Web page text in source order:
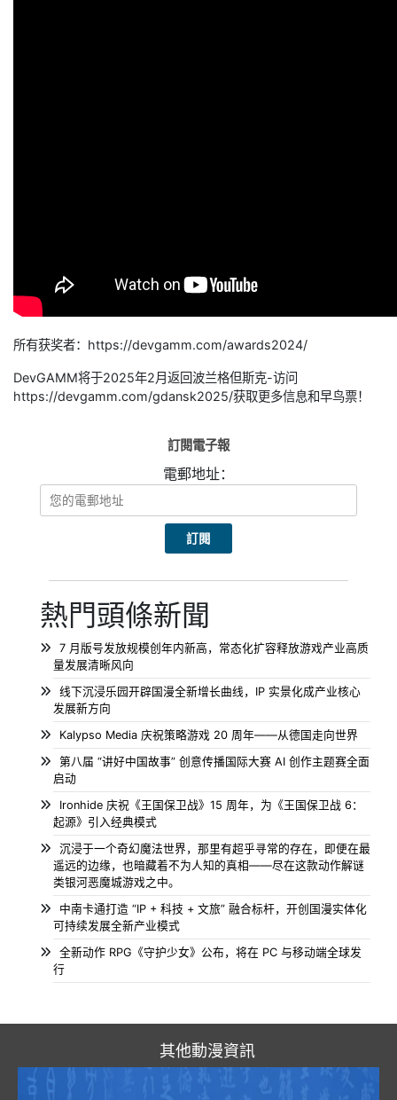
所有获奖者：https://devgamm.com/awards2024/
DevGAMM将于2025年2月返回波兰格但斯克-访问
https://devgamm.com/gdansk2025/获取更多信息和早鸟票！
訂閱電子報
電郵地址：
熱門頭條新聞
7 月版号发放规模创年内新高，常态化扩容释放游戏产业高质
量发展清晰风向
线下沉浸乐园开辟国漫全新增长曲线，IP 实景化成产业核心
发展新方向
Kalypso Media 庆祝策略游戏 20 周年——从德国走向世界
第八届 “讲好中国故事” 创意传播国际大赛 AI 创作主题赛全面
启动
Ironhide 庆祝《王国保卫战》15 周年，为《王国保卫战 6：
起源》引入经典模式
沉浸于一个奇幻魔法世界，那里有超乎寻常的存在，即便在最
遥远的边缘，也暗藏着不为人知的真相——尽在这款动作解谜
类银河恶魔城游戏之中。
中南卡通打造 “IP + 科技 + 文旅” 融合标杆，开创国漫实体化
可持续发展全新产业模式
全新动作 RPG《守护少女》公布，将在 PC 与移动端全球发
行
其他動漫資訊